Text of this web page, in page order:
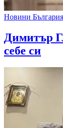
Новини България
Димитър
себе си